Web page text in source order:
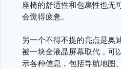
座椅的舒适性和包裹性也无
会觉得疲惫。
另一个不得不提的亮点是奥
被一块全液晶屏幕取代，可
示各种信息，包括导航地图